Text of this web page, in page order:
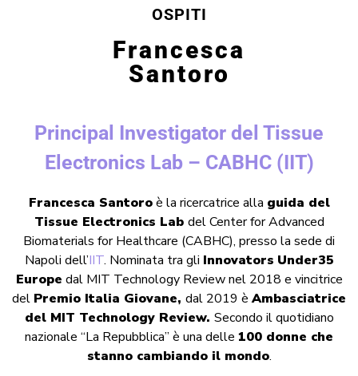
OSPITI
Francesca
Santoro
Principal Investigator del Tissue
Electronics Lab – CABHC (IIT)
Francesca Santoroè la ricercatrice alla guida del
Tissue Electronics Lab del Center for Advanced
Biomaterials for Healthcare (CABHC), presso la sede di
Napoli dell’IIT. Nominata tra gli Innovators Under35
Europe dal MIT Technology Review nel 2018 e vincitrice
del Premio Italia Giovane, dal 2019 èAmbasciatrice
del MIT Technology Review. Secondo il quotidiano
nazionale “La Repubblica” è una delle 100 donne che
stanno cambiando il mondo.